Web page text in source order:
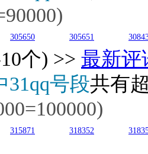
305650 305651
个) >> 最新评
31qq号段共有
315871 318352